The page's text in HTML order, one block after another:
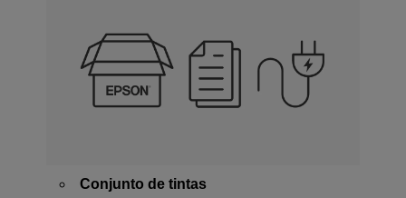
Conjunto de tintas